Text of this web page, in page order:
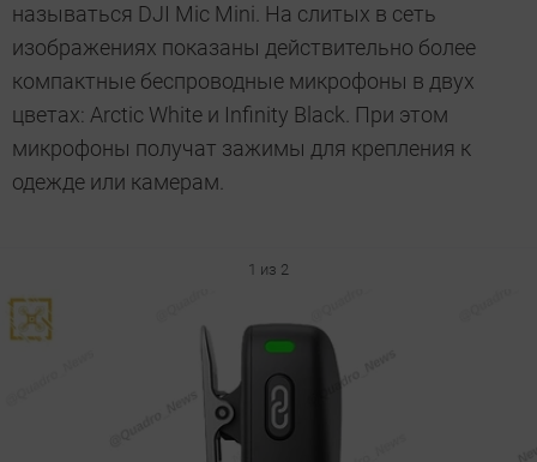
называться DJI Mic Mini. На слитых в сеть
изображениях показаны действительно более
компактные беспроводные микрофоны в двух
цветах: Arctic White и Infinity Black. При этом
микрофоны получат зажимы для крепления к
одежде или камерам.
1 из 2